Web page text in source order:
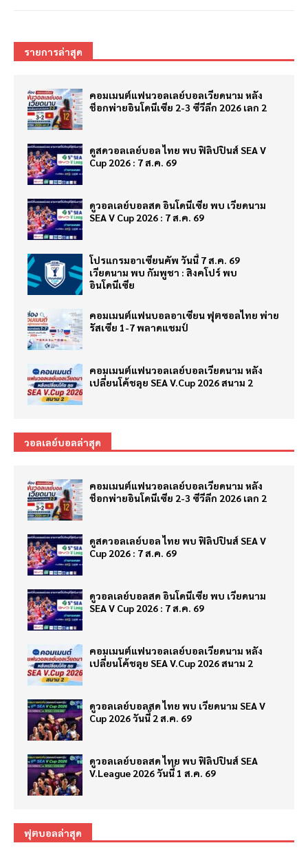
รายการล่าสุด
คอมเมนต์แฟนวอลเลย์บอลเวียดนาม หลัง
ช็อกพ่ายอินโดนีเซีย 2-3 ซีวีลีก 2026 เลก 2
ดูสดวอลเลย์บอล ไทย พบ ฟิลิปปินส์ SEA V
Cup 2026 : 7 ส.ค. 69
ดูวอลเลย์บอลสด อินโดนีเซีย พบ เวียดนาม
SEA V Cup 2026 : 7 ส.ค. 69
โปรแกรมอาเซียนคัพ วันนี้ 7 ส.ค. 69
เวียดนาม พบ กัมพูชา : สิงคโปร์ พบ
อินโดนีเซีย
คอมเมนต์แฟนบอลอาเซียน ฟุตซอลไทย พ่าย
รัสเซีย 1-7 พลาดแชมป์
คอมเมนต์แฟนวอลเลย์บอลเวียดนาม หลัง
เปลี่ยนโค้ชลุย SEA V.Cup 2026 สนาม 2
วอลเลย์บอลล่าสุด
คอมเมนต์แฟนวอลเลย์บอลเวียดนาม หลัง
ช็อกพ่ายอินโดนีเซีย 2-3 ซีวีลีก 2026 เลก 2
ดูสดวอลเลย์บอล ไทย พบ ฟิลิปปินส์ SEA V
Cup 2026 : 7 ส.ค. 69
ดูวอลเลย์บอลสด อินโดนีเซีย พบ เวียดนาม
SEA V Cup 2026 : 7 ส.ค. 69
คอมเมนต์แฟนวอลเลย์บอลเวียดนาม หลัง
เปลี่ยนโค้ชลุย SEA V.Cup 2026 สนาม 2
ดูวอลเลย์บอลสด ไทย พบ เวียดนาม SEA V
Cup 2026 วันนี้ 2 ส.ค. 69
ดูวอลเลย์บอลสด ไทย พบ ฟิลิปปินส์ SEA
V.League 2026 วันนี้ 1 ส.ค. 69
ฟุตบอลล่าสุด